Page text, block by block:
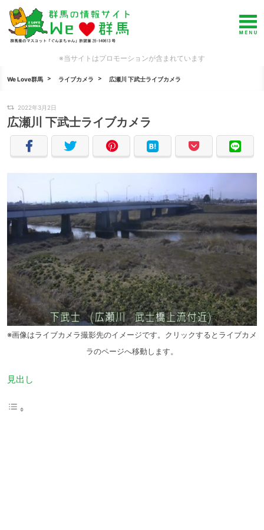
※当サイトはプロモーションが含まれています
We Love群馬 ライブカメラ 広瀬川 下武士ライブカメラ
2022年3月2日
広瀬川 下武士ライブカメラ
※画像はライブカメラ撮影先のイメージです。クリックするとライブカメ
ラのページへ移動します。
見出し